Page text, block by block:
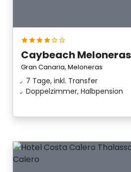
Caybeach Meloneras
Gran Canaria, Meloneras
7 Tage, inkl. Transfer
Doppelzimmer, Halbpension